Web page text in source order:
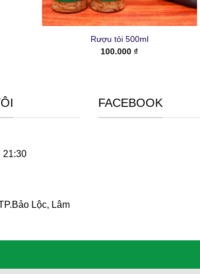
+
Rượu tỏi 500ml
100.000₫
21:30
Lộc, Lâm
FACEBOOK